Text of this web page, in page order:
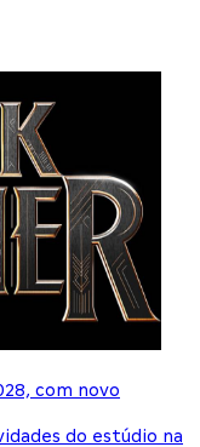
com novo
do estúdio na